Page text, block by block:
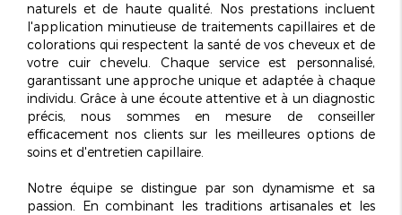
naturels et de haute qualité. Nos prestations incluent
l'application minutieuse de traitements capillaires et de
colorations qui respectent la santé de vos cheveux et de
votre cuir chevelu. Chaque service est personnalisé,
garantissant une approche unique et adaptée à chaque
individu. Grâce à une écoute attentive et à un diagnostic
précis, nous sommes en mesure de conseiller
efficacement nos clients sur les meilleures options de
soins et d'entretien capillaire.
Notre équipe se distingue par son dynamisme et sa
passion. En combinant les traditions artisanales et les